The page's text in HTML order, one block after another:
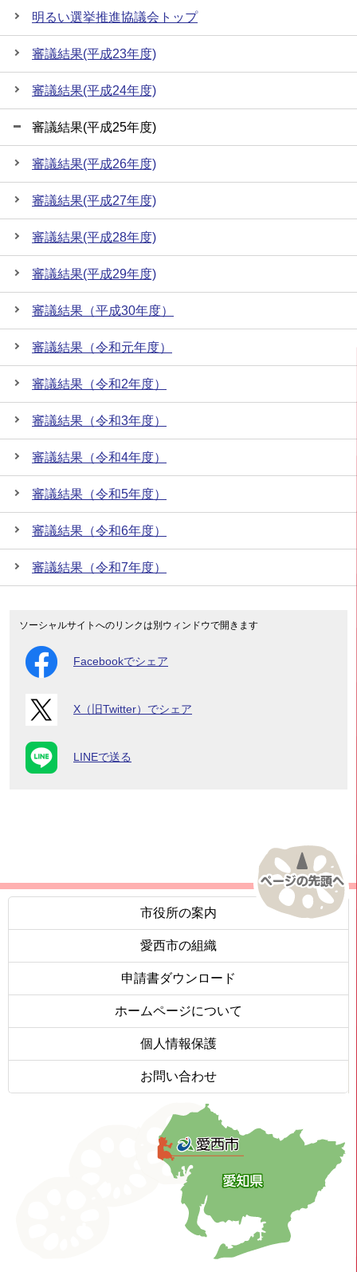
明るい選挙推進協議会トップ
審議結果(平成23年度)
審議結果(平成24年度)
審議結果(平成25年度)
審議結果(平成26年度)
審議結果(平成27年度)
審議結果(平成28年度)
審議結果(平成29年度)
審議結果（平成30年度）
審議結果（令和元年度）
審議結果（令和2年度）
審議結果（令和3年度）
審議結果（令和4年度）
審議結果（令和5年度）
審議結果（令和6年度）
審議結果（令和7年度）
ソーシャルサイトへのリンクは別ウィンドウで開きます
Facebookでシェア
X（旧Twitter）でシェア
LINEで送る
市役所の案内
愛西市の組織
申請書ダウンロード
ホームページについて
個人情報保護
お問い合わせ